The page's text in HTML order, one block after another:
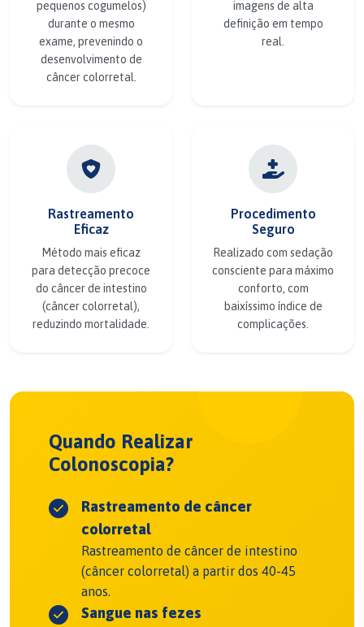
pequenos cogumelos)
durante o mesmo
exame, prevenindo o
desenvolvimento de
câncer colorretal.
imagens de alta
definição em tempo
real.
Rastreamento
Eficaz
Método mais eficaz
para detecção precoce
do câncer de intestino
(câncer colorretal),
reduzindo mortalidade.
Procedimento
Seguro
Realizado com sedação
consciente para máximo
conforto, com
baixíssimo índice de
complicações.
Quando Realizar
Colonoscopia?
Rastreamento de câncer
colorretal
Rastreamento de câncer de intestino
(câncer colorretal) a partir dos 40-45
anos.
Sangue nas fezes